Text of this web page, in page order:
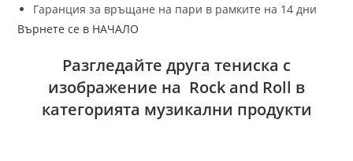
Гаранция за връщане на пари в рамките на 14 дни
Върнете се в НАЧАЛО
Разгледайте друга тениска с
изображение на Rock and Roll в
категорията музикални продукти